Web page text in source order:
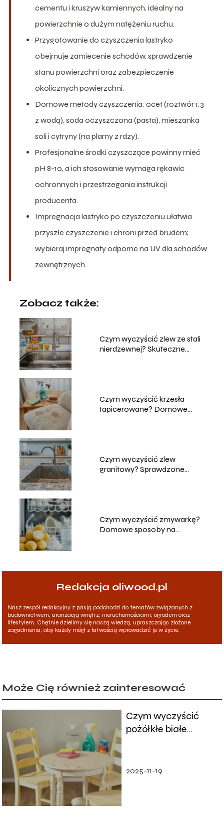
cementu i kruszyw kamiennych, idealny na
powierzchnie o dużym natężeniu ruchu.
Przygotowanie do czyszczenia lastryko
obejmuje zamiecenie schodów, sprawdzenie
stanu powierzchni oraz zabezpieczenie
okolicznych powierzchni.
Domowe metody czyszczenia: ocet (roztwór 1:3
z wodą), soda oczyszczona (pasta), mieszanka
soli i cytryny (na plamy z rdzy).
Profesjonalne środki czyszczące powinny mieć
pH 8-10, a ich stosowanie wymaga rękawic
ochronnych i przestrzegania instrukcji
producenta.
Impregnacja lastryko po czyszczeniu ułatwia
przyszłe czyszczenie i chroni przed brudem;
wybieraj impregnaty odporne na UV dla schodów
zewnętrznych.
Zobacz także:
Czym wyczyścić zlew ze stali
nierdzewnej? Skuteczne
Czym wyczyścić krzesła
tapicerowane? Domowe
Czym wyczyścić zlew
granitowy? Sprawdzone
Czym wyczyścić zmywarkę?
Domowe sposoby na
Redakcja oliwood.pl
Nasz zespół redakcyjny z pasją podchodzi do tematów związanych z
budownictwem, aranżacją wnętrz, nieruchomościami, ogrodem oraz
lifestylem. Chętnie dzielimy się naszą wiedzą, upraszczając złożone
zagadnienia, aby każdy mógł z łatwością wprowadzić je w życie.
Może Cię również zainteresować
Czym wyczyścić
pożółkłe białe
2025-11-19